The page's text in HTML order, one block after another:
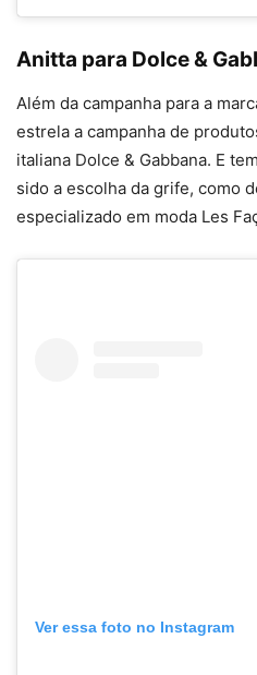
Anitta para Dolce &
Além da campanha para a
estrela a campanha de
italiana Dolce & Gabbana. E
sido a escolha da grife, como
especializado em moda Les
Ver essa foto no Instagram